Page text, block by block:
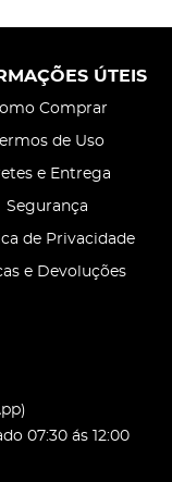
ÚTEIS
Comprar
de Uso
e Entrega
Segurança
de Privacidade
e Devoluções
07:30 ás 12:00